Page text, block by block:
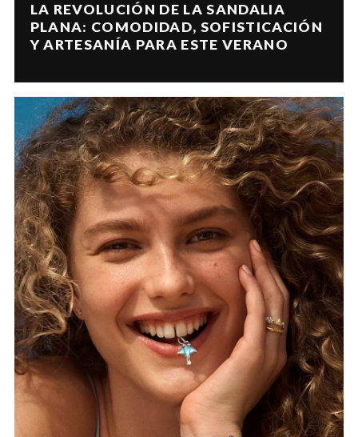
LA REVOLUCIÓN DE LA SANDALIA
PLANA: COMODIDAD, SOFISTICACIÓN
Y ARTESANÍA PARA ESTE VERANO